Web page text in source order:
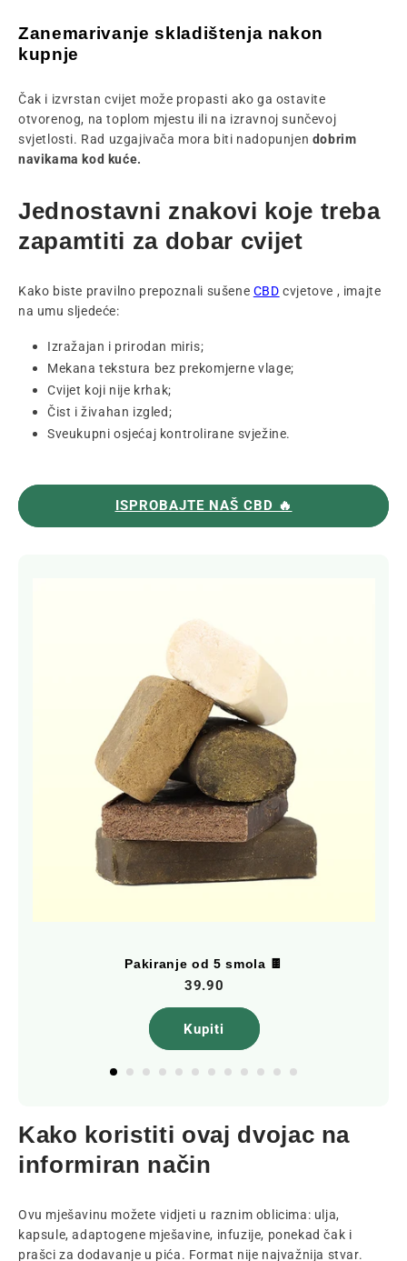
Zanemarivanje skladištenja nakon
kupnje
Čak i izvrstan cvijet može propasti ako ga ostavite
otvorenog, na toplom mjestu ili na izravnoj sunčevoj
svjetlosti. Rad uzgajivača mora biti nadopunjen dobrim
navikama kod kuće.
Jednostavni znakovi koje treba
zapamtiti za dobar cvijet
Kako biste pravilno prepoznali sušene CBD cvjetove , imajte
na umu sljedeće:
Izražajan i prirodan miris;
Mekana tekstura bez prekomjerne vlage;
Cvijet koji nije krhak;
Čist i živahan izgled;
Sveukupni osjećaj kontrolirane svježine.
ISPROBAJTE NAŠ CBD 🔥
Pakiranje od 5 smola 🍫
39.90
Kupiti
Kako koristiti ovaj dvojac na
informiran način
Ovu mješavinu možete vidjeti u raznim oblicima: ulja,
kapsule, adaptogene mješavine, infuzije, ponekad čak i
prašci za dodavanje u pića. Format nije najvažnija stvar.